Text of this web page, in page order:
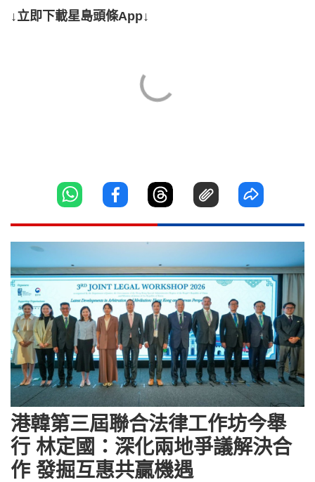
↓立即下載星島頭條App↓
港韓第三屆聯合法律工作坊今舉
行 林定國：深化兩地爭議解決合
作 發掘互惠共贏機遇